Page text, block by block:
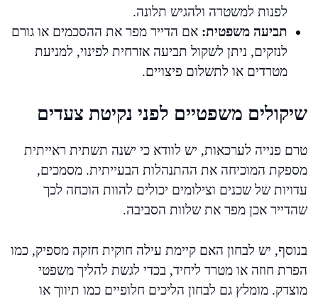
לפנות למשטרה ולהגיש תלונה.
תביעה משפטית: אם הדייר מפר את ההסכמים או גורם
לנזקים, ניתן לשקול תביעה אזרחית לפינוי, למניעת
מטרדים או לתשלום פיצויים.
שיקולים משפטיים לפני נקיטת צעדים
טרם פנייה לערכאות, יש לוודא כי ישנה תשתית ראייתית
מספקת המוכיחה את ההתנהלות הבעייתית. מסמכים,
עדויות של שכנים וצילומים יכולים להוות הוכחה לכך
שהדייר אכן מפר את שלוות הסביבה.
בנוסף, יש לבחון האם קיימת עילה חוקית חזקה מספיק, כמו
הפרת חוזה או מטרד ליחיד, בכדי לגשת להליך משפטי
מוצדק. מומלץ גם לבחון הליכים חלופיים כמו תיווך או